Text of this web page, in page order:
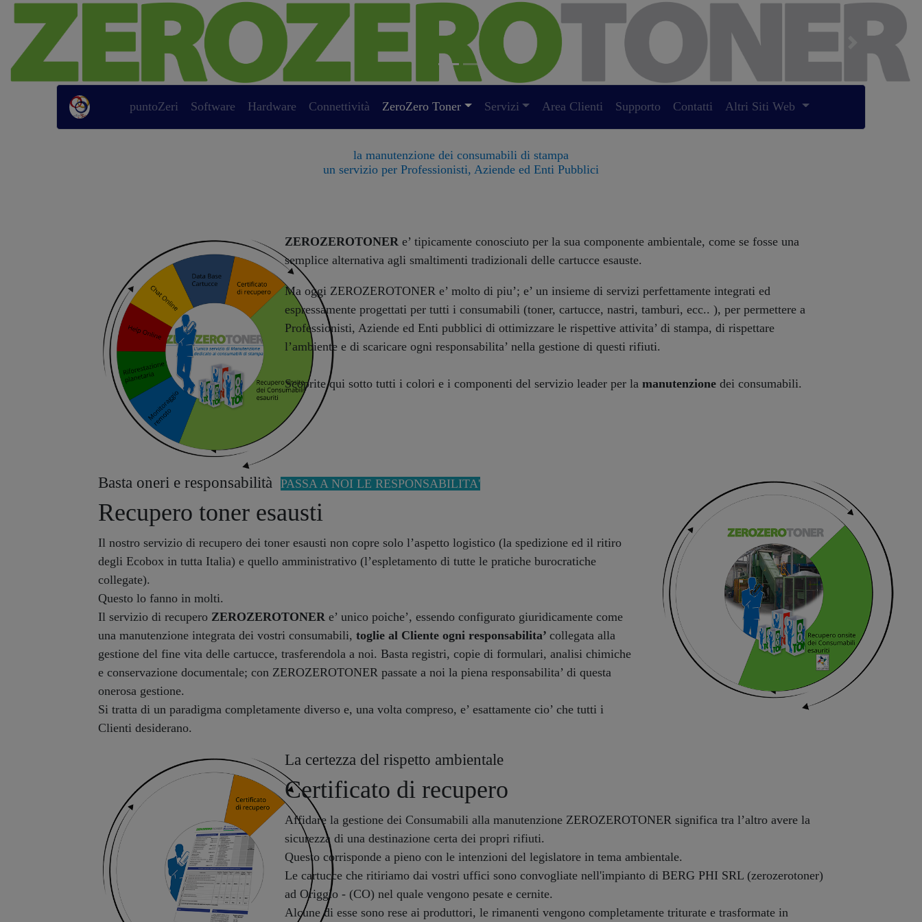
Previous Next
puntoZeri Software Hardware Connettività ZeroZero Toner(current)
Servizi Area Clienti Supporto Contatti Altri Siti Web
la manutenzione dei consumabili di stampa
un servizio per Professionisti, Aziende ed Enti Pubblici
ZEROZEROTONER e’ tipicamente conosciuto per la sua componente ambientale, come se fosse una
semplice alternativa agli smaltimenti tradizionali delle cartucce esauste.
Ma oggi ZEROZEROTONER e’ molto di piu’; e’ un insieme di servizi perfettamente integrati ed
espressamente progettati per tutti i consumabili (toner, cartucce, nastri, tamburi, ecc.. ), per permettere a
Professionisti, Aziende ed Enti pubblici di ottimizzare le rispettive attivita’ di stampa, di rispettare
l’ambiente e di scaricare ogni responsabilita’ nella gestione di questi rifiuti.
Scoprite qui sotto tutti i colori e i componenti del servizio leader per la manutenzionedei consumabili.
Basta oneri e responsabilità PASSA A NOI LE RESPONSABILITA'
Recupero toner esausti
Il nostro servizio di recupero dei toner esausti non copre solo l’aspetto logistico (la spedizione ed il ritiro
degli Ecobox in tutta Italia) e quello amministrativo (l’espletamento di tutte le pratiche burocratiche
collegate).
Questo lo fanno in molti.
Il servizio di recupero ZEROZEROTONER e’ unico poiche’, essendo configurato giuridicamente come
una manutenzione integrata dei vostri consumabili, toglie al Cliente ogni responsabilita’ collegata alla
gestione del fine vita delle cartucce, trasferendola a noi. Basta registri, copie di formulari, analisi chimiche
e conservazione documentale; con ZEROZEROTONER passate a noi la piena responsabilita’ di questa
onerosa gestione.
Si tratta di un paradigma completamente diverso e, una volta compreso, e’ esattamente cio’ che tutti i
Clienti desiderano.
La certezza del rispetto ambientale
Certificato di recupero
Affidare la gestione dei Consumabili alla manutenzione ZEROZEROTONER significa tra l’altro avere la
sicurezza di una destinazione certa dei propri rifiuti.
Questo corrisponde a pieno con le intenzioni del legislatore in tema ambientale.
Le cartucce che ritiriamo dai vostri uffici sono convogliate nell'impianto di BERG PHI SRL (zerozerotoner)
ad Origgio - (CO) nel quale vengono pesate e cernite.
Alcune di esse sono rese ai produttori, le rimanenti vengono completamente triturate e trasformate in